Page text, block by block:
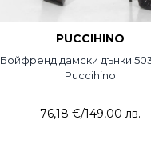
PUCCIHINO
Бойфренд дамски дънки
Puccihino
76,18 €/149,00 лв.